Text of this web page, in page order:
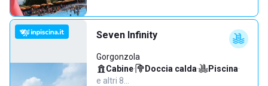
Seven Infinity
Gorgonzola
Cabine· Doccia calda· Piscina·
e altri 8…